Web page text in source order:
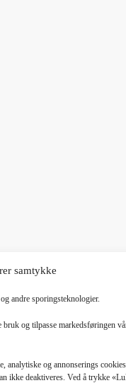
samtykke
andre sporingsteknologier.
bruk og tilpasse markedsføringen
analytiske og annonserings
ikke deaktiveres. Ved å trykke